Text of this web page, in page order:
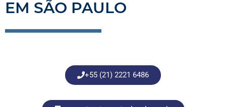
EM SÃO PAULO
+55 (21) 2221 6486